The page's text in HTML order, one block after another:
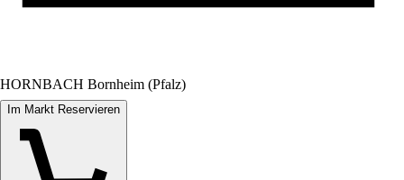
HORNBACH Bornheim (Pfalz)
Im Markt Reservieren